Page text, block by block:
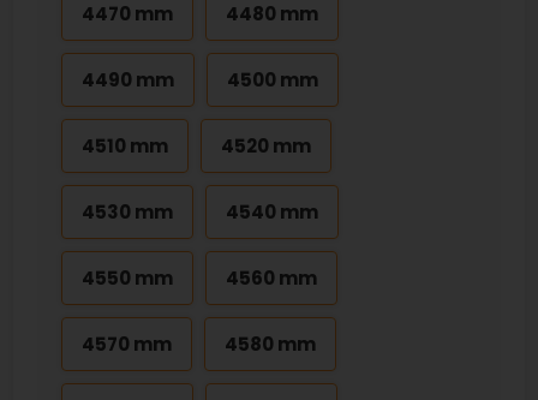
4470 mm 4480 mm
4490 mm 4500 mm
4510 mm 4520 mm
4530 mm 4540 mm
4550 mm 4560 mm
4570 mm 4580 mm